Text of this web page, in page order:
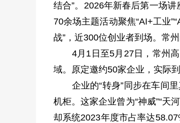
结合”。2026年新春后第一场
70余场主题活动聚焦“AI+工业
战”，近300位创业者到场。常
4月1日至5月27日，常州高
域。原定邀约50家企业，实际
企业的“转身”同步在车间里
机柜。这家企业曾为“神威”“天
却系统2023年度市占率达